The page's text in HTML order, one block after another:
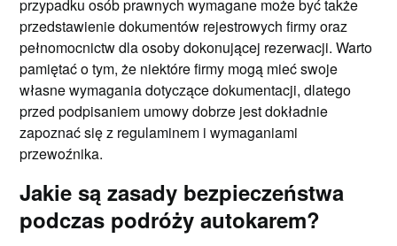
przypadku osób prawnych wymagane może być także
przedstawienie dokumentów rejestrowych firmy oraz
pełnomocnictw dla osoby dokonującej rezerwacji. Warto
pamiętać o tym, że niektóre firmy mogą mieć swoje
własne wymagania dotyczące dokumentacji, dlatego
przed podpisaniem umowy dobrze jest dokładnie
zapoznać się z regulaminem i wymaganiami
przewoźnika.
Jakie są zasady bezpieczeństwa
podczas podróży autokarem?